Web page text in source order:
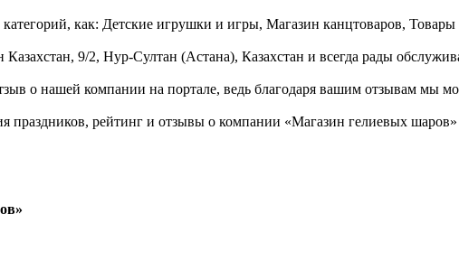
как: Детские игрушки и игры, Магазин канцтоваров, Товары
9/2, Нур-Султан (Астана), Казахстан и всегда рады
о нашей компании на портале, ведь благодаря вашим отзывам мы
рейтинг и отзывы о компании «Магазин гелиевых